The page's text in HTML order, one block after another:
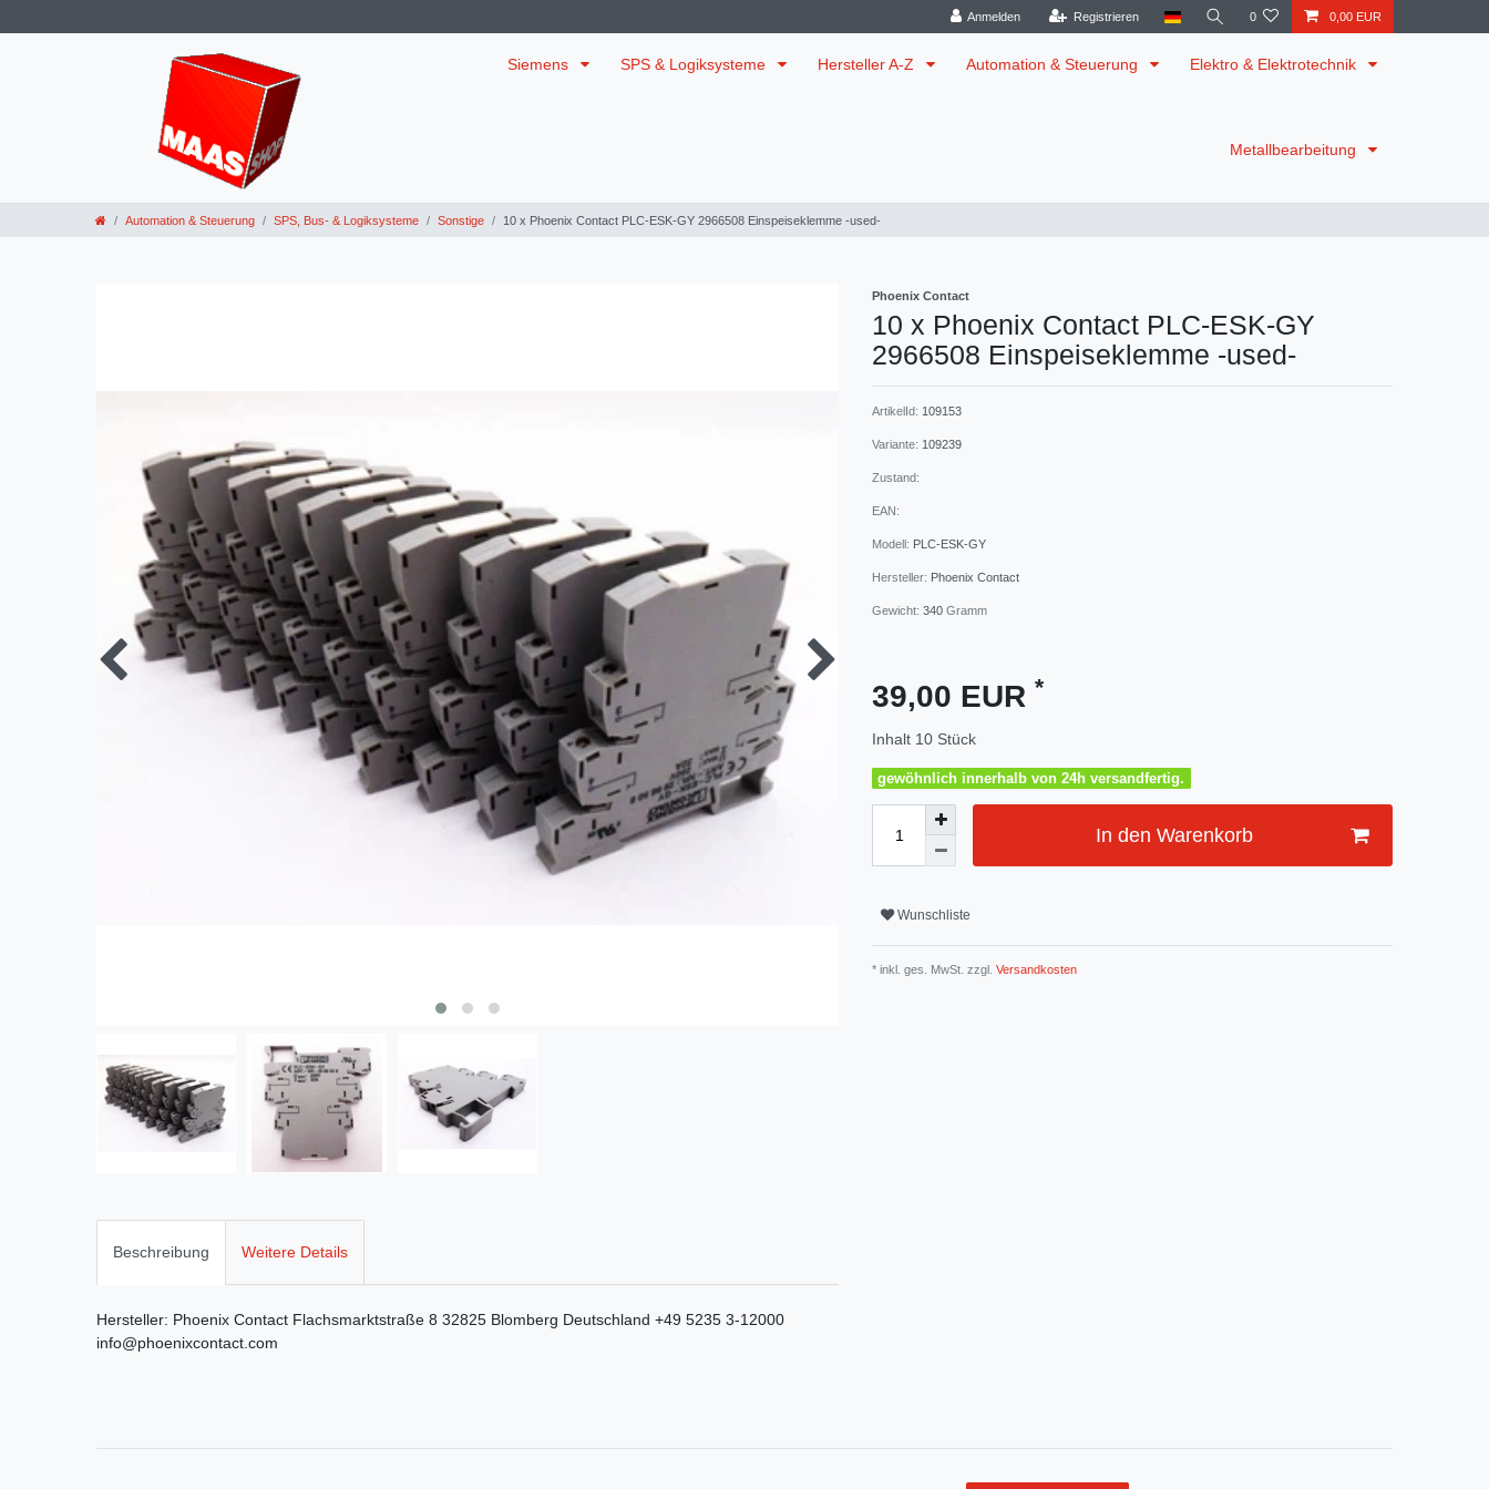
Anmelden Registrieren 0 0,00 EUR
Siemens SPS & Logiksysteme Hersteller A-Z Automation & Steuerung Elektro & Elektrotechnik
Metallbearbeitung
Automation & Steuerung SPS, Bus- & Logiksysteme Sonstige 10 x Phoenix Contact PLC-ESK-GY 2966508 Einspeiseklemme -used-
Beschreibung Weitere Details
Hersteller: Phoenix Contact Flachsmarktstraße 8 32825 Blomberg Deutschland +49 5235 3-12000
info@phoenixcontact.com
Phoenix Contact
10 x Phoenix Contact PLC-ESK-GY
2966508 Einspeiseklemme -used-
ArtikelId: 109153
Variante: 109239
Zustand:
EAN:
Modell: PLC-ESK-GY
Hersteller: Phoenix Contact
Gewicht: 340 Gramm
39,00 EUR *
Inhalt 10 Stück
gewöhnlich innerhalb von 24h versandfertig.
In den Warenkorb
Wunschliste
* inkl. ges. MwSt. zzgl. Versandkosten